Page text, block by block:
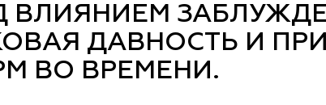
ВЛИЯНИЕМ
ДАВНОСТЬ И
ВО ВРЕМЕНИ.